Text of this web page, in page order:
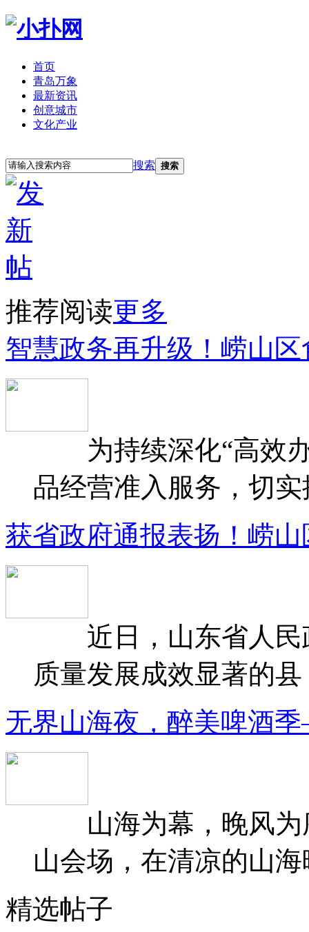
首页
青岛万象
最新资讯
创意城市
文化产业
搜索 搜索
推荐阅读更多
智慧政务再升级！崂山
为持续深化“高效办
品经营准入服务，切
获省政府通报表扬！崂
近日，山东省人民
质量发展成效显著的
无界山海夜，醉美啤酒
山海为幕，晚风为
山会场，在清凉的山
精选帖子